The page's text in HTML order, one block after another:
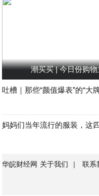
潮买买 | 今日份购
吐槽｜那些“颜值爆表”的“大
妈妈们当年流行的服装，这
华皖财经网 关于我们 | 联系